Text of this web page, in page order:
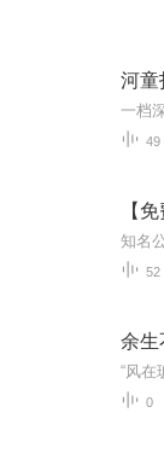
河童
49
【
52
余生
0